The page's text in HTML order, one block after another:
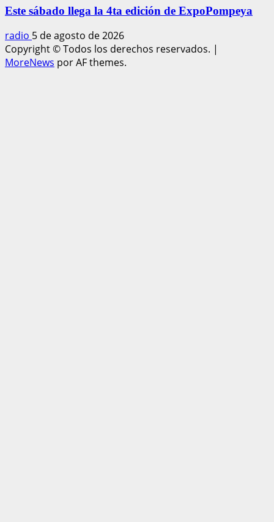
Este sábado llega la 4ta edición de ExpoPompeya
radio 5 de agosto de 2026
Copyright © Todos los derechos reservados. |
MoreNews por AF themes.